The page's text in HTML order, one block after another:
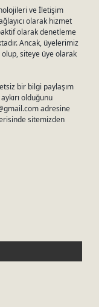
ve İletişim
olarak hizmet
olarak denetleme
Ancak, üyelerimiz
siteye üye olarak
bir bilgi paylaşım
olduğunu
adresine
sitemizden